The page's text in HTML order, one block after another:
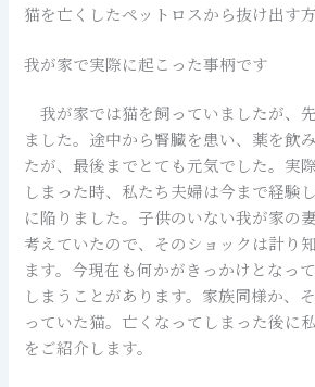
猫を亡くしたペットロスから抜け出す
我が家で実際に起こった事柄です
我が家では猫を飼っていましたが、
ました。途中から腎臓を患い、薬を飲
たが、最後までとても元気でした。実
しまった時、私たち夫婦は今まで経験
に陥りました。子供のいない我が家の
考えていたので、そのショックは計り
ます。今現在も何かがきっかけとなっ
しまうことがあります。家族同様か、
っていた猫。亡くなってしまった後に
をご紹介します。